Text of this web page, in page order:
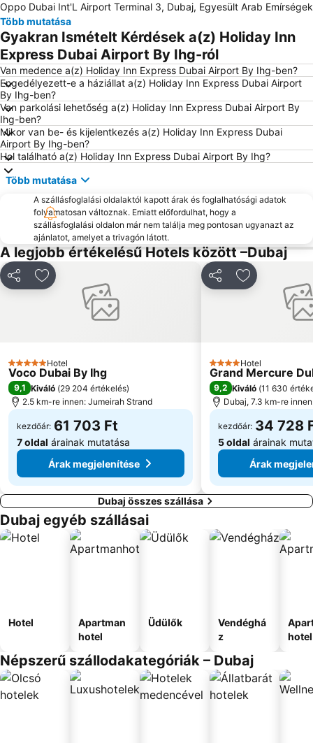
Dubai Metro
Dubai Investment Park
Dubai World Trade Centre
Bur Dubai negyed
Dubai Szokokút
Deira City Center Üzletközpont
Gold Souk piac
Dubai Marina Mall
Jumeirah Beach Park
Jebel Ali Palm
Dubai Festival City városnegyed
Sharjah nemzetközi repülotér
Ajman Beach
Al Rigga negyed
Kereskedelmi Központ területe
DUBAI AIRSHOW
Palm Deira Metro Station
Mall of the Emirates Metro Station
Dubai Miracle Garden
Aquaventure Waterpark
Jumeirah Strand lakópark
Dubai World Central - Al Maktoum Nemzetközi Repülőtér
Abu Bakr Seddiq Metro Station
BurJuman Metro Station
Dubai Museum
World Trade Centre Metro Station
Jumeirah Emirates Towers
Big Boys Toys UAE
Emirates Bevásárlóközpont
Dubai Marina Metro Station
Oppo Dubai Int'L Airport Terminal 3, Dubaj, Egyesült Arab Emírségek
Több mutatása
Gyakran Ismételt Kérdések a(z) Holiday Inn
Express Dubai Airport By Ihg-ról
Van medence a(z) Holiday Inn Express Dubai Airport By Ihg-ben?
Engedélyezett-e a háziállat a(z) Holiday Inn Express Dubai Airport
By Ihg-ben?
Van parkolási lehetőség a(z) Holiday Inn Express Dubai Airport By
Ihg-ben?
Mikor van be- és kijelentkezés a(z) Holiday Inn Express Dubai
Airport By Ihg-ben?
Hol található a(z) Holiday Inn Express Dubai Airport By Ihg?
Több mutatása
A szállásfoglalási oldalaktól kapott árak és foglalhatósági adatok
folyamatosan változnak. Emiatt előfordulhat, hogy a
szállásfoglalási oldalon már nem találja meg pontosan ugyanazt az
ajánlatot, amelyet a trivagón látott.
A legjobb értékelésű Hotels között –Dubaj
MegosztásHozzáadás a kedvencekhez
5 Kategória
Hotel
Voco Dubai By Ihg
9,1 Kiváló (29 204 értékelés)
2.5 km-re innen: Jumeirah Strand
kezdőár: 61 703 Ft
7 oldal árainak mutatása
Árak megjelenítése
MegosztásHozzáadás
4 Kategória
Hotel
Grand Mercure
9,2 Kiváló (11 630
Dubaj, 7.3 km-re
kezdőár: 34 728
5 oldal árainak
Árak
Dubaj összes szállása
Dubaj egyéb szállásai
Hotel
Apartman
hotel
Üdülők
Vendéghá
z
hotel
Népszerű szállodakategóriák – Dubaj